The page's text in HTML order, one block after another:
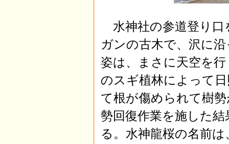
水神社の参道登り口
ガンの古木で、沢に
姿は、まさに天空を
のスギ植林によって
て根が傷められて樹
勢回復作業を施した
る。水神龍桜の名前